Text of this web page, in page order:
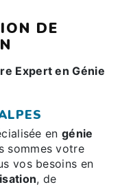
DE
Expert en Génie
engénie
sommes votre
vos besoins en
, de